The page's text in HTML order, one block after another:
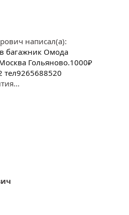
написал(а):
багажник Омода
Гольяново.1000₽
тел9265688520